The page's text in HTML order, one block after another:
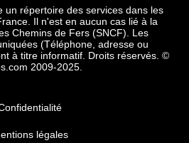
un répertoire des services dans les
Il n'est en aucun cas lié à la
Chemins de Fers (SNCF). Les
(Téléphone, adresse ou
à titre informatif. Droits réservés. ©
2009-2025.
légales